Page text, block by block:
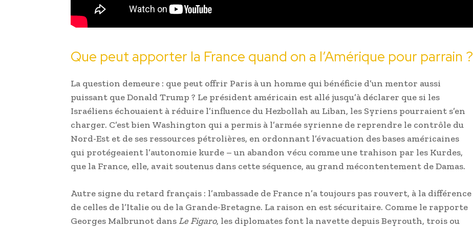
Que peut apporter la France quand on a l’Amérique pour parrain ?
La question demeure : que peut offrir Paris à un homme qui bénéficie d’un mentor aussi
puissant que Donald Trump ? Le président américain est allé jusqu’à déclarer que si les
Israéliens échouaient à réduire l’influence du Hezbollah au Liban, les Syriens pourraient s’en
charger. C’est bien Washington qui a permis à l’armée syrienne de reprendre le contrôle du
Nord-Est et de ses ressources pétrolières, en ordonnant l’évacuation des bases américaines
qui protégeaient l’autonomie kurde – un abandon vécu comme une trahison par les Kurdes,
que la France, elle, avait soutenus dans cette séquence, au grand mécontentement de Damas.
Autre signe du retard français : l’ambassade de France n’a toujours pas rouvert, à la différence
de celles de l’Italie ou de la Grande-Bretagne. La raison en est sécuritaire. Comme le rapporte
Georges Malbrunot dans Le Figaro, les diplomates font la navette depuis Beyrouth, trois ou